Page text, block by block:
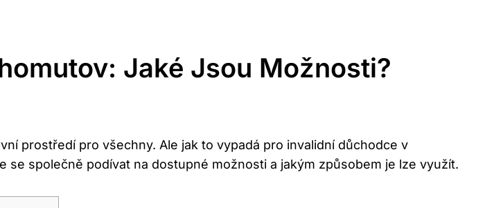
Jaké Jsou Možnosti?
prostředí pro všechny. Ale jak to vypadá pro invalidní důchodce v
společně podívat na dostupné možnosti a jakým způsobem je lze využít.